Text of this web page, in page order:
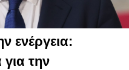
ενέργεια:
την